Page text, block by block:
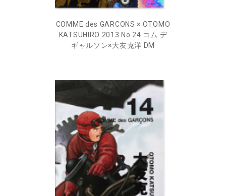
COMME des GARCONS × OTOMO
KATSUHIRO 2013 No.24 コム デ
ギャルソン×大友克洋 DM